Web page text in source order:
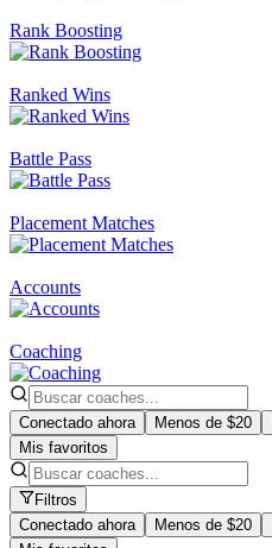
Rank Boosting
Ranked Wins
Battle Pass
Placement Matches
Accounts
Coaching
Conectado ahora Menos de $20
Mis favoritos
Filtros
Conectado ahora
Menos de $20